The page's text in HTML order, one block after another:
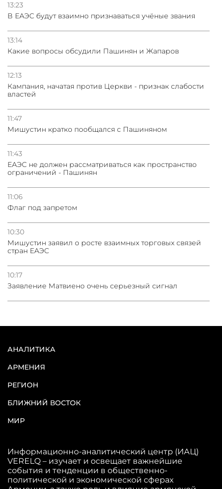
13:23
В ЕАЭС будут взаимно признаваться учёные звания
13:14
Какие вопросы обсудили Пашинян и Жапаров
12:13
Кампания, начатая против Церкви - признак слабости
властей
11:47
Мишустин кратко пообщался с Пашиняном
11:43
ЕАЭС не должен рассматриваться как пространство
ограничений - Пашинян
11:06
Флаг под запретом
10:30
Мишустин заявил о росте взаимных торговых связей
стран ЕАЭС
10:17
Заявление Матвиено очень серьезный сигнал
АНАЛИТИКА
АРМЕНИЯ
РЕГИОН
БЛИЖНИЙ ВОСТОК
МИР
Информационно-аналитический центр (ИАЦ)
VERELQ – изучает и освещает важнейшие
события и тенденции в общественно-
политической и экономической сферах